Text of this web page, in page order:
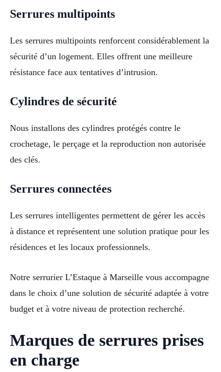
Serrures multipoints
Les serrures multipoints renforcent considérablement la
sécurité d’un logement. Elles offrent une meilleure
résistance face aux tentatives d’intrusion.
Cylindres de sécurité
Nous installons des cylindres protégés contre le
crochetage, le perçage et la reproduction non autorisée
des clés.
Serrures connectées
Les serrures intelligentes permettent de gérer les accès
à distance et représentent une solution pratique pour les
résidences et les locaux professionnels.
Notre serrurier L’Estaque à Marseille vous accompagne
dans le choix d’une solution de sécurité adaptée à votre
budget et à votre niveau de protection recherché.
Marques de serrures prises
en charge